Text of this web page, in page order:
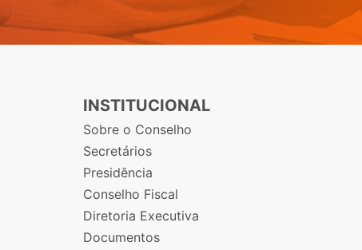
INSTITUCIONAL
Sobre o Conselho
Secretários
Presidência
Conselho Fiscal
Diretoria Executiva
Documentos